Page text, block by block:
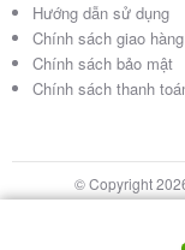
Hướng dẫn sử dụng
Chính sách giao hàng
Chính sách bảo mật
Chính sách thanh
© Copyright